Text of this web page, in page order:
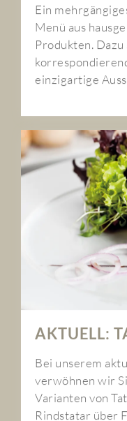
Ein
Menü aus
Produkten.
einzigartige
AKTUELL:
Bei unserem
verwöhnen wir
Varianten von
Rindstatar über